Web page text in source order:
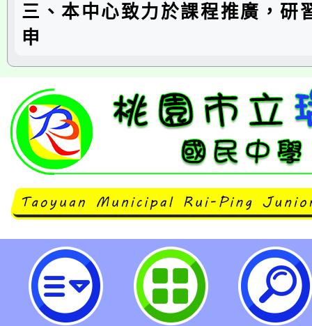
三、本中心致力於課程推廣，研
申
平鎮自造教育及科技中心辦理115
教師研習-桃園市立瑞坪國民中學